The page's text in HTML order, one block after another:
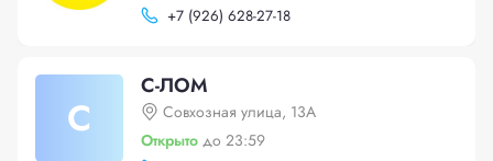
+7 (926) 628-27-18
С
С-ЛОМ
Совхозная улица, 13А
Открыто до 23:59